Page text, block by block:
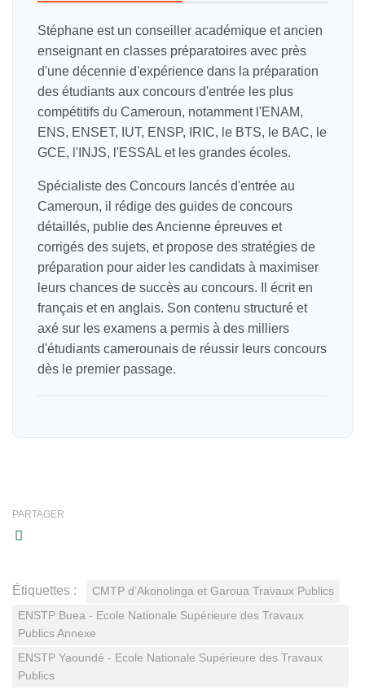
Stéphane est un conseiller académique et ancien
enseignant en classes préparatoires avec près
d'une décennie d'expérience dans la préparation
des étudiants aux concours d'entrée les plus
compétitifs du Cameroun, notamment l'ENAM,
ENS, ENSET, IUT, ENSP, IRIC, le BTS, le BAC, le
GCE, l'INJS, l'ESSAL et les grandes écoles.
Spécialiste des Concours lancés d'entrée au
Cameroun, il rédige des guides de concours
détaillés, publie des Ancienne épreuves et
corrigés des sujets, et propose des stratégies de
préparation pour aider les candidats à maximiser
leurs chances de succès au concours. Il écrit en
français et en anglais. Son contenu structuré et
axé sur les examens a permis à des milliers
d'étudiants camerounais de réussir leurs concours
dès le premier passage.
PARTAGER
Étiquettes :
CMTP d’Akonolinga et Garoua Travaux Publics
ENSTP Buea - Ecole Nationale Supérieure des Travaux
Publics Annexe
ENSTP Yaoundé - Ecole Nationale Supérieure des Travaux
Publics